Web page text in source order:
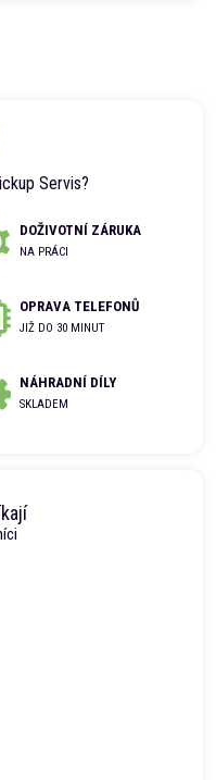
Servis?
DOŽIVOTNÍ ZÁRUKA
NA PRÁCI
OPRAVA TELEFONŮ
JIŽ DO 30 MINUT
NÁHRADNÍ DÍLY
SKLADEM